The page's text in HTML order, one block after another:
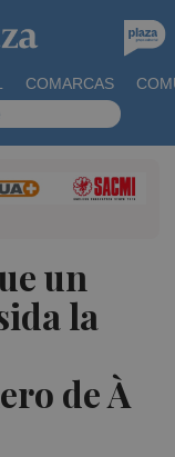
COMARCAS
un
la
de À